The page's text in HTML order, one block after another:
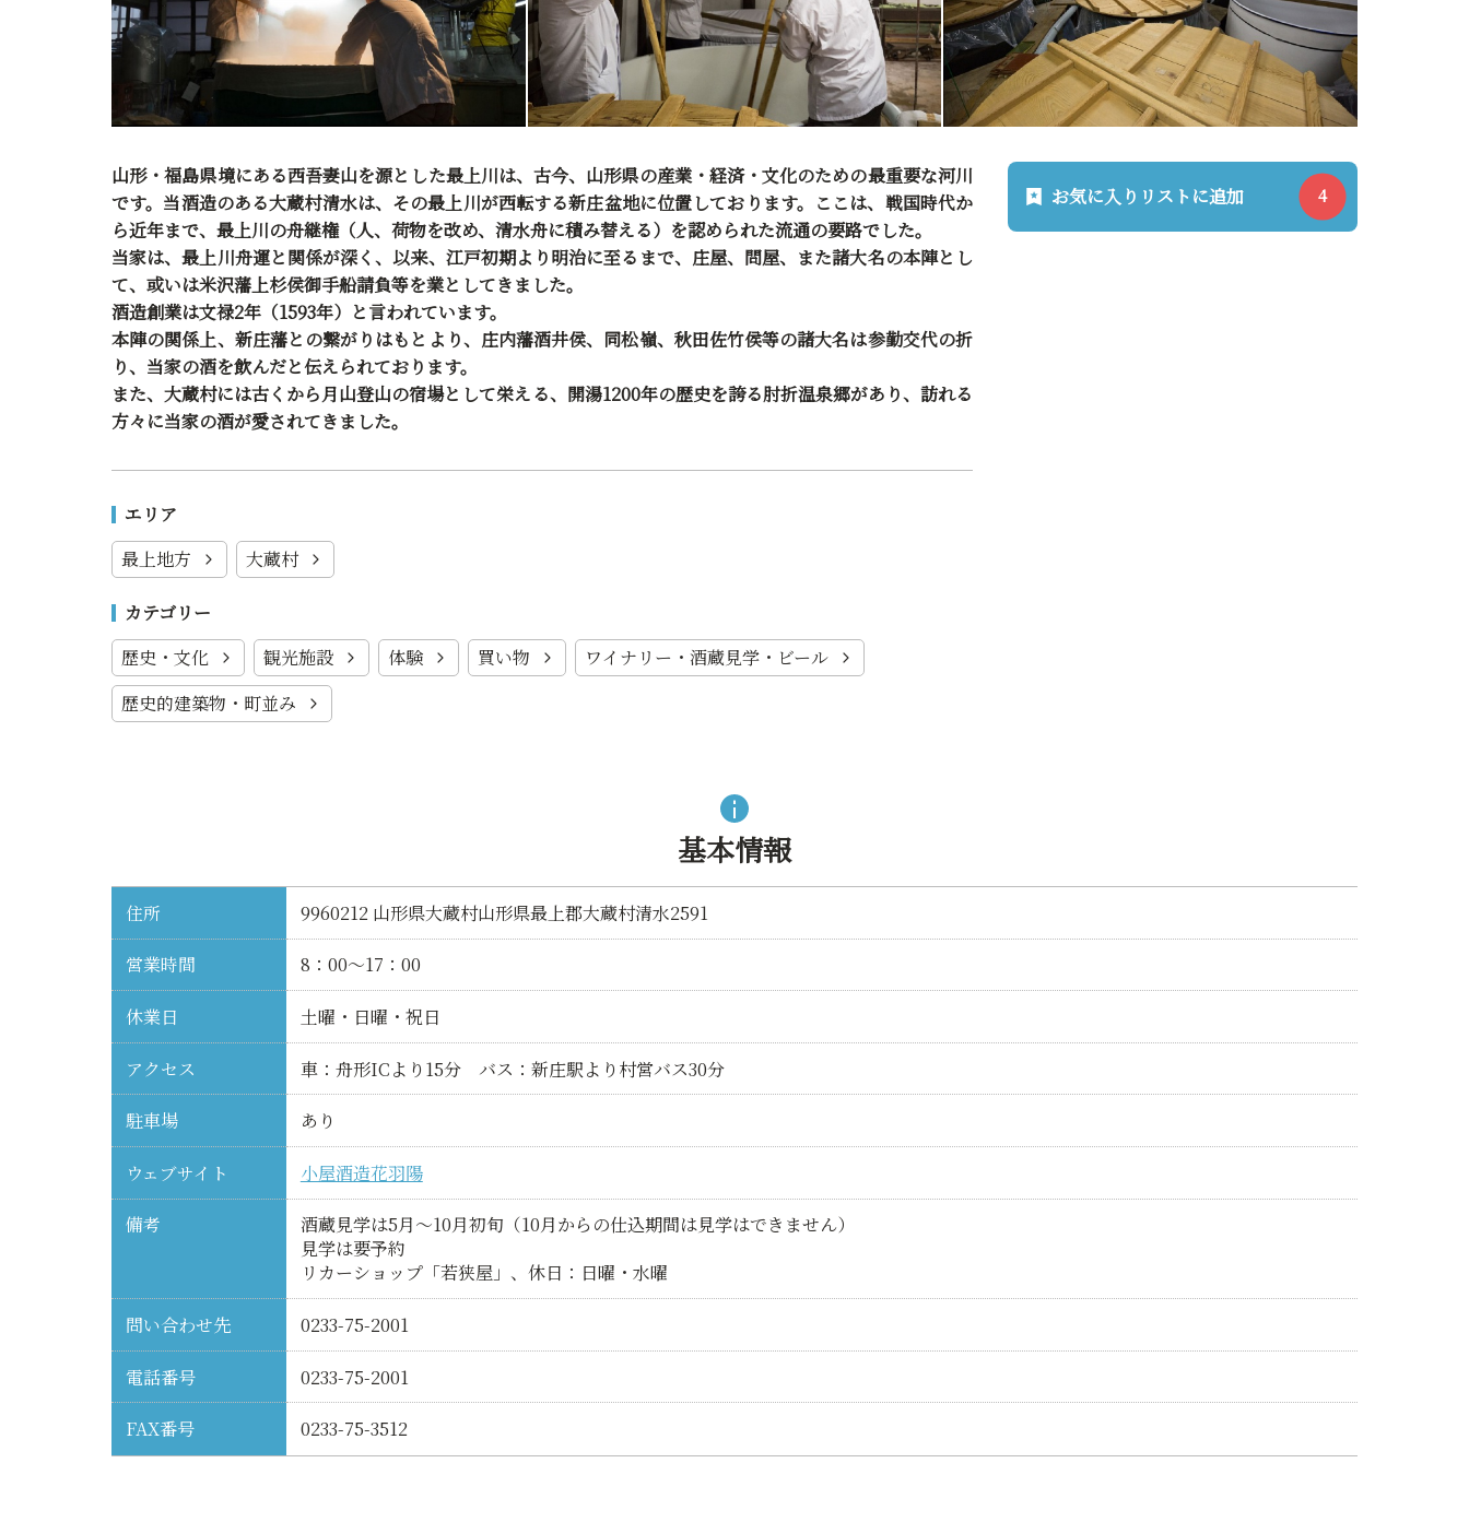
山形・福島県境にある西吾妻山を源とした最上川は、古今、山形県の産業・経済・文化のための最重要な河川
です。当酒造のある大蔵村清水は、その最上川が西転する新庄盆地に位置しております。ここは、戦国時代か
ら近年まで、最上川の舟継権（人、荷物を改め、清水舟に積み替える）を認められた流通の要路でした。
当家は、最上川舟運と関係が深く、以来、江戸初期より明治に至るまで、庄屋、問屋、また諸大名の本陣とし
て、或いは米沢藩上杉侯御手船請負等を業としてきました。
酒造創業は文禄2年（1593年）と言われています。
本陣の関係上、新庄藩との繋がりはもとより、庄内藩酒井侯、同松嶺、秋田佐竹侯等の諸大名は参勤交代の折
り、当家の酒を飲んだと伝えられております。
また、大蔵村には古くから月山登山の宿場として栄える、開湯1200年の歴史を誇る肘折温泉郷があり、訪れる
方々に当家の酒が愛されてきました。
エリア
最上地方
大蔵村
カテゴリー
歴史・文化
観光施設 体験 買い物
ワイナリー・酒蔵見学・ビール
歴史的建築物・町並み
お気に入りリストに追加
基本情報
住所 9960212 山形県大蔵村山形県最上郡大蔵村清水2591
営業時間 8：00～17：00
休業日 土曜・日曜・祝日
アクセス 車：舟形ICより15分 バス：新庄駅より村営バス30分
駐車場 あり
ウェブサイト 小屋酒造花羽陽
備考
酒蔵見学は5月～10月初旬（10月からの仕込期間は見学はできません）
見学は要予約
リカーショップ「若狭屋」、休日：日曜・水曜
問い合わせ先 0233-75-2001
電話番号 0233-75-2001
FAX番号 0233-75-3512